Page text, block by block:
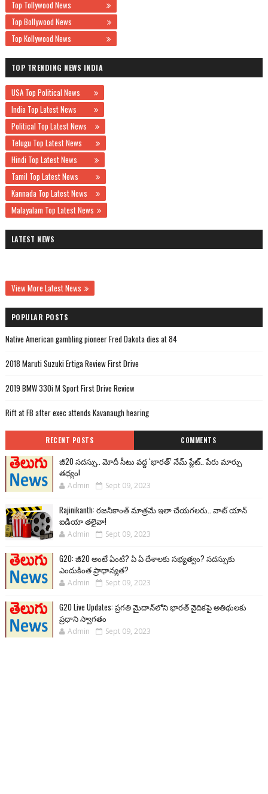
Top Tollywood News
Top Bollywood News
Top Kollywood News
TOP TRENDING NEWS INDIA
USA Top Political News
India Top Latest News
Political Top Latest News
Telugu Top Latest News
Hindi Top Latest News
Tamil Top Latest News
Kannada Top Latest News
Malayalam Top Latest News
LATEST NEWS
View More Latest News
POPULAR POSTS
Native American gambling pioneer Fred Dakota dies at 84
2018 Maruti Suzuki Ertiga Review First Drive
2019 BMW 330i M Sport First Drive Review
Rift at FB after exec attends Kavanaugh hearing
RECENT POSTS COMMENTS
జీ20 సదస్సు.. మోదీ సీటు వద్ద ‘భారత్’ నేమ్ ప్లేట్‌.. పేరు మార్పు
తథ్యం!
Admin Sept 09, 2023
Rajinikanth: రజనీకాంత్ మాత్రమే ఇలా చేయగలరు.. వాట్ యాన్
ఐడియా తలైవా!
Admin Sept 09, 2023
G20: జీ20 అంటే ఏంటి? ఏ ఏ దేశాలకు సభ్యత్వం? సదస్సుకు
ఎందుకింత ప్రాధాన్యత?
Admin Sept 09, 2023
G20 Live Updates: ప్రగతి మైదాన్‌లోని భారత్ వైదికపై అతిథులకు
ప్రధాని స్వాగతం
Admin Sept 09, 2023